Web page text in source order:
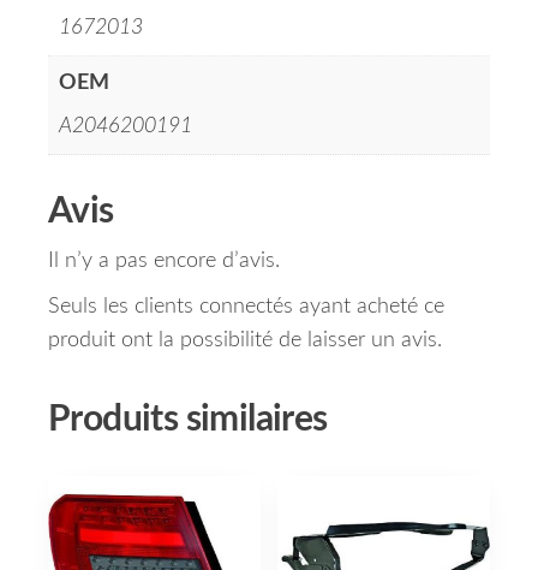
1672013
OEM
A2046200191
Avis
Il n’y a pas encore d’avis.
Seuls les clients connectés ayant acheté ce
produit ont la possibilité de laisser un avis.
Produits similaires